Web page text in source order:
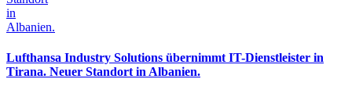
Lufthansa Industry Solutions übernimmt IT-Dienstleister in
Tirana. Neuer Standort in Albanien.